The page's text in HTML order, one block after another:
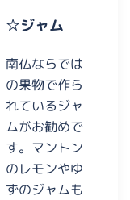
☆ジャム
南仏ならでは
の果物で作ら
れているジャ
ムがお勧めで
す。マントン
のレモンやゆ
ずのジャムも